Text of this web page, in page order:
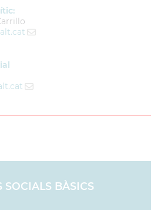
SOCIALS BÀSICS